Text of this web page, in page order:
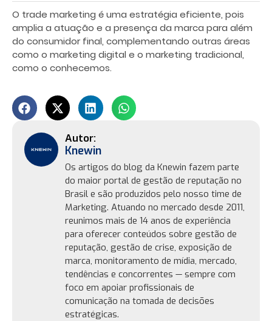
O trade marketing é uma estratégia eficiente, pois
amplia a atuação e a presença da marca para além
do consumidor final, complementando outras áreas
como o marketing digital e o marketing tradicional,
como o conhecemos.
Knewin
Os artigos do blog da Knewin fazem parte
do maior portal de gestão de reputação no
Brasil e são produzidos pelo nosso time de
Marketing. Atuando no mercado desde 2011,
reunimos mais de 14 anos de experiência
para oferecer conteúdos sobre gestão de
reputação, gestão de crise, exposição de
marca, monitoramento de mídia, mercado,
tendências e concorrentes — sempre com
foco em apoiar profissionais de
comunicação na tomada de decisões
estratégicas.